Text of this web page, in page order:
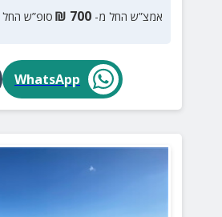
אמצ”ש החל מ- 700
₪ סופ”ש
WhatsApp